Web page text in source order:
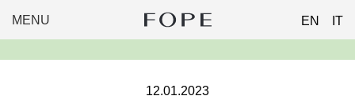
MENU
FOPE
GROUP
EN IT
12.01.2023